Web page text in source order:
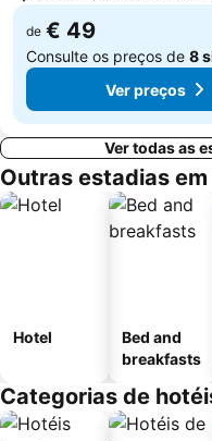
de € 49
Consulte os preços de 8
Ver preços
Ver todas as
Outras estadias
Hotel
Bed and
breakfasts
Categorias de